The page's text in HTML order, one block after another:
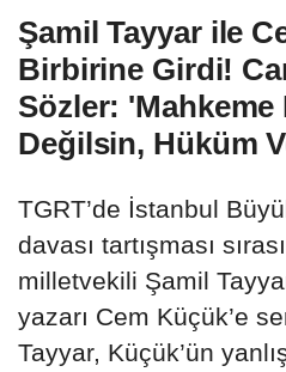
Şamil Tayyar ile
Birbirine Girdi!
Sözler: 'Mahkeme
Değilsin, Hüküm
TGRT’de İstanbul
davası tartışması
milletvekili Şamil
yazarı Cem Küçük’e
Tayyar, Küçük’ün